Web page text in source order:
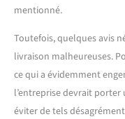
mentionné.
Toutefois, quelques avis
livraison malheureuses.
ce qui a évidemment
l’entreprise devrait
éviter de tels